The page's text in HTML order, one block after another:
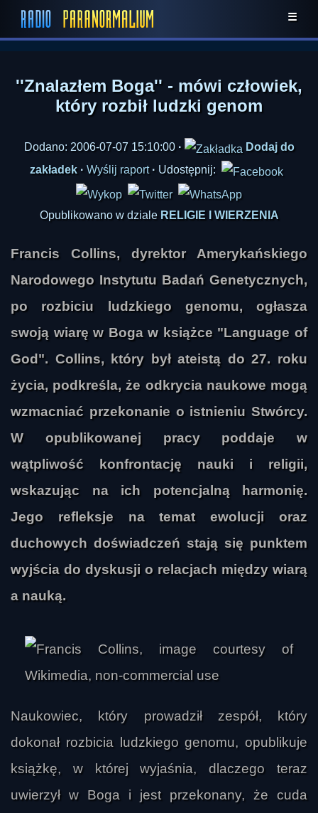
☰
''Znalazłem Boga'' - mówi człowiek,
który rozbił ludzki genom
Dodano: 2006-07-07 15:10:00 ·
Dodaj do
zakładek · Wyślij raport · Udostępnij:
Opublikowano w dziale RELIGIE I WIERZENIA
Francis Collins, dyrektor Amerykańskiego
Narodowego Instytutu Badań Genetycznych,
po rozbiciu ludzkiego genomu, ogłasza
swoją wiarę w Boga w książce "Language of
God". Collins, który był ateistą do 27. roku
życia, podkreśla, że odkrycia naukowe mogą
wzmacniać przekonanie o istnieniu Stwórcy.
W opublikowanej pracy poddaje w
wątpliwość konfrontację nauki i religii,
wskazując na ich potencjalną harmonię.
Jego refleksje na temat ewolucji oraz
duchowych doświadczeń stają się punktem
wyjścia do dyskusji o relacjach między wiarą
a nauką.
Naukowiec, który prowadził zespół, który
dokonał rozbicia ludzkiego genomu, opublikuje
książkę, w której wyjaśnia, dlaczego teraz
uwierzył w Boga i jest przekonany, że cuda